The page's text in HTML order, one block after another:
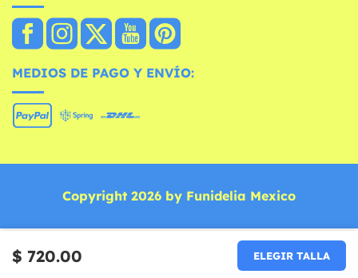
$ 720.00 ELEGIR TALLA
MEDIOS DE PAGO Y ENVÍO:
Copyright 2026 by Funidelia Mexico